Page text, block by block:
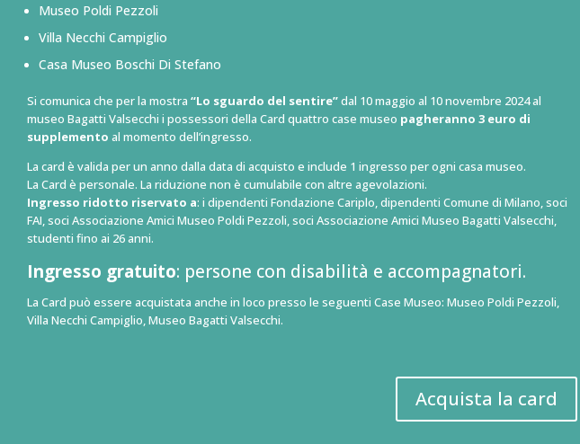
Museo Poldi Pezzoli
Villa Necchi Campiglio
Casa Museo Boschi Di Stefano
Si comunica che per la mostra “Lo sguardo del sentire”dal 10 maggio al 10 novembre 2024 al
museo Bagatti Valsecchi i possessori della Card quattro case museo pagheranno 3 euro di
supplemento al momento dell’ingresso.
La card è valida per un anno dalla data di acquisto e include 1 ingresso per ogni casa museo.
La Card è personale. La riduzione non è cumulabile con altre agevolazioni.
Ingresso ridotto riservato a: i dipendenti Fondazione Cariplo, dipendenti Comune di Milano, soci
FAI, soci Associazione Amici Museo Poldi Pezzoli, soci Associazione Amici Museo Bagatti Valsecchi,
studenti fino ai 26 anni.
Ingresso gratuito: persone con disabilità e accompagnatori.
La Card può essere acquistata anche in loco presso le seguenti Case Museo: Museo Poldi Pezzoli,
Villa Necchi Campiglio, Museo Bagatti Valsecchi.
Acquista la card